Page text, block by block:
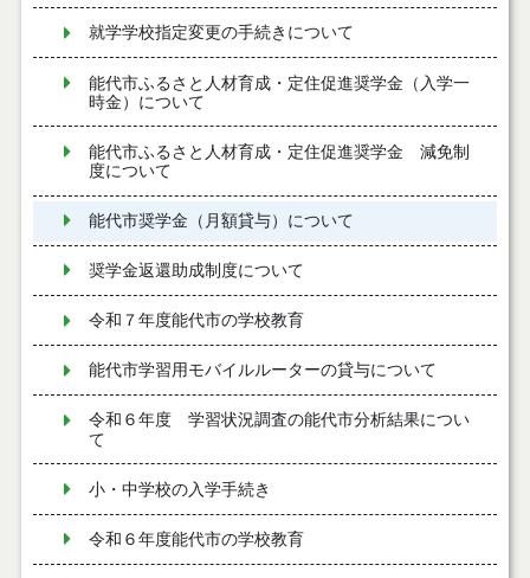
就学学校指定変更の手続きについて
能代市ふるさと人材育成・定住促進奨学金（入学一
時金）について
能代市ふるさと人材育成・定住促進奨学金 減免制
度について
能代市奨学金（月額貸与）について
奨学金返還助成制度について
令和７年度能代市の学校教育
能代市学習用モバイルルーターの貸与について
令和６年度 学習状況調査の能代市分析結果につい
て
小・中学校の入学手続き
令和６年度能代市の学校教育